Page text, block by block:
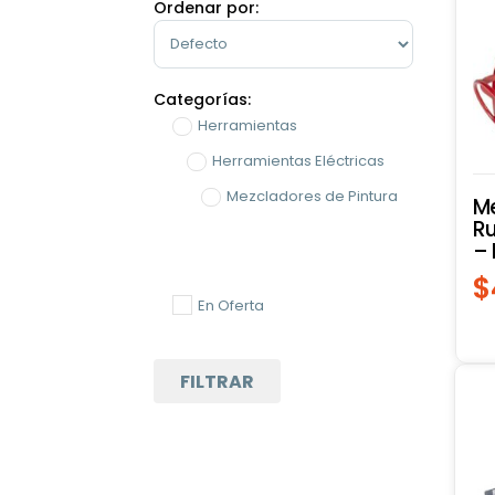
Ordenar por:
Sort Products
Categorías:
Herramientas
Herramientas Eléctricas
Mezcladores de Pintura
En Oferta
FILTRAR
–
$